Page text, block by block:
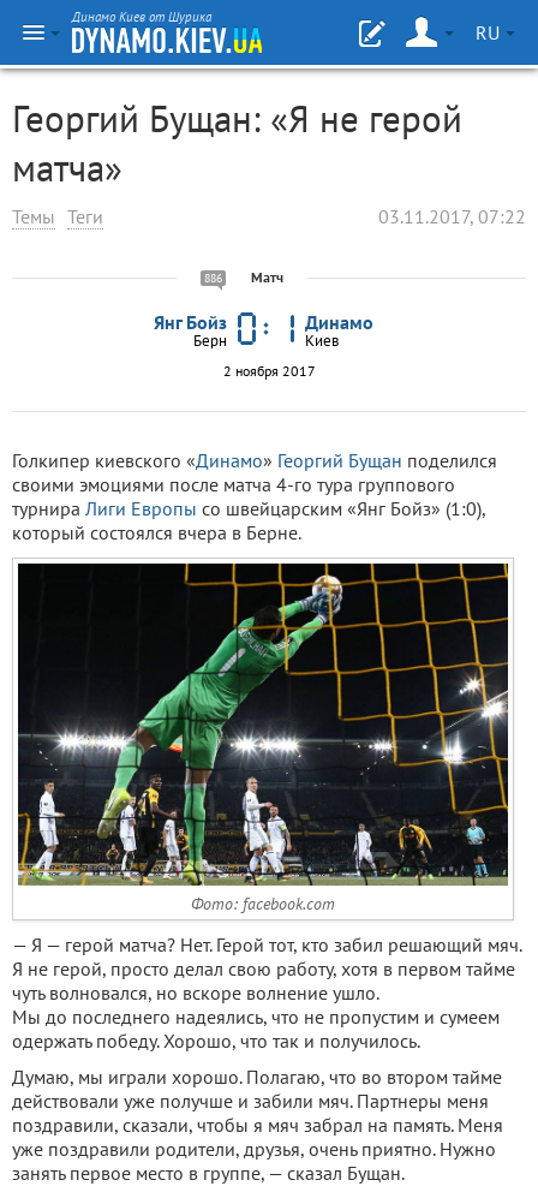
Динамо Киев от Шурика
RU
Георгий Бущан: «Я не герой
матча»
Темы Теги 03.11.2017, 07:22
886 Матч
Янг Бойз
Берн
Динамо
Киев
2 ноября 2017
Голкипер киевского «Динамо» Георгий Бущан поделился
своими эмоциями после матча 4-го тура группового
турнира Лиги Европы со швейцарским «Янг Бойз» (1:0),
который состоялся вчера в Берне.
Фото: facebook.com
— Я — герой матча? Нет. Герой тот, кто забил решающий мяч.
Я не герой, просто делал свою работу, хотя в первом тайме
чуть волновался, но вскоре волнение ушло.
Мы до последнего надеялись, что не пропустим и сумеем
одержать победу. Хорошо, что так и получилось.
Думаю, мы играли хорошо. Полагаю, что во втором тайме
действовали уже получше и забили мяч. Партнеры меня
поздравили, сказали, чтобы я мяч забрал на память. Меня
уже поздравили родители, друзья, очень приятно. Нужно
занять первое место в группе, — сказал Бущан.